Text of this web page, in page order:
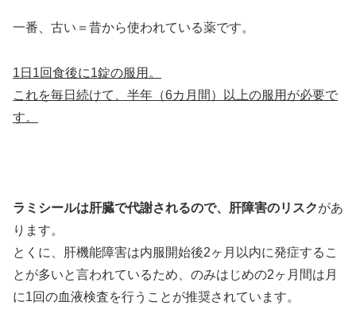
一番、古い＝昔から使われている薬です。
1日1回食後に1錠の服用。
これを毎日続けて、半年（6カ月間）以上の服用が必要で
す。
ラミシールは肝臓で代謝されるので、肝障害のリスクがあ
ります。
とくに、肝機能障害は内服開始後2ヶ月以内に発症するこ
とが多いと言われているため、のみはじめの2ヶ月間は月
に1回の血液検査を行うことが推奨されています。